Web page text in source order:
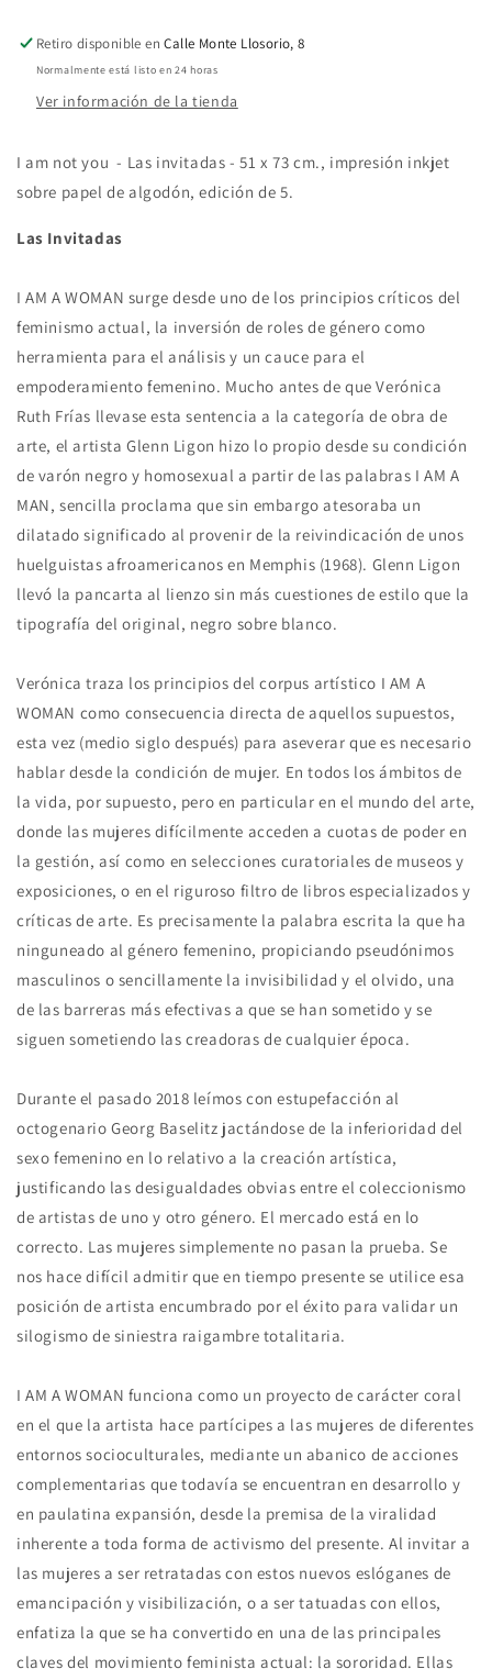
Retiro disponible enCalle Monte Llosorio, 8
Normalmente está listo en 24 horas
Ver información de la tienda
I am not you - Las invitadas - 51 x 73 cm., impresión inkjet
sobre papel de algodón, edición de 5.
Las Invitadas
I AM A WOMAN surge desde uno de los principios críticos del
feminismo actual, la inversión de roles de género como
herramienta para el análisis y un cauce para el
empoderamiento femenino. Mucho antes de que Verónica
Ruth Frías llevase esta sentencia a la categoría de obra de
arte, el artista Glenn Ligon hizo lo propio desde su condición
de varón negro y homosexual a partir de las palabras I AM A
MAN, sencilla proclama que sin embargo atesoraba un
dilatado significado al provenir de la reivindicación de unos
huelguistas afroamericanos en Memphis (1968). Glenn Ligon
llevó la pancarta al lienzo sin más cuestiones de estilo que la
tipografía del original, negro sobre blanco.
Verónica traza los principios del corpus artístico I AM A
WOMAN como consecuencia directa de aquellos supuestos,
esta vez (medio siglo después) para aseverar que es necesario
hablar desde la condición de mujer. En todos los ámbitos de
la vida, por supuesto, pero en particular en el mundo del arte,
donde las mujeres difícilmente acceden a cuotas de poder en
la gestión, así como en selecciones curatoriales de museos y
exposiciones, o en el riguroso filtro de libros especializados y
críticas de arte. Es precisamente la palabra escrita la que ha
ninguneado al género femenino, propiciando pseudónimos
masculinos o sencillamente la invisibilidad y el olvido, una
de las barreras más efectivas a que se han sometido y se
siguen sometiendo las creadoras de cualquier época.
Durante el pasado 2018 leímos con estupefacción al
octogenario Georg Baselitz jactándose de la inferioridad del
sexo femenino en lo relativo a la creación artística,
justificando las desigualdades obvias entre el coleccionismo
de artistas de uno y otro género. El mercado está en lo
correcto. Las mujeres simplemente no pasan la prueba. Se
nos hace difícil admitir que en tiempo presente se utilice esa
posición de artista encumbrado por el éxito para validar un
silogismo de siniestra raigambre totalitaria.
I AM A WOMAN funciona como un proyecto de carácter coral
en el que la artista hace partícipes a las mujeres de diferentes
entornos socioculturales, mediante un abanico de acciones
complementarias que todavía se encuentran en desarrollo y
en paulatina expansión, desde la premisa de la viralidad
inherente a toda forma de activismo del presente. Al invitar a
las mujeres a ser retratadas con estos nuevos eslóganes de
emancipación y visibilización, o a ser tatuadas con ellos,
enfatiza la que se ha convertido en una de las principales
claves del movimiento feminista actual: la sororidad. Ellas